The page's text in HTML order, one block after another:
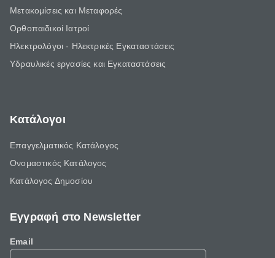
Μετακομίσεις και Μεταφορές
Ορθοπαιδικοί Ιατροί
Ηλεκτρολόγοι - Ηλεκτρικές Εγκαταστάσεις
Υδραυλικές εργασίες και Εγκαταστάσεις
Κατάλογοι
Επαγγελματικός Κατάλογος
Ονομαστικός Κατάλογος
Κατάλογος Δημοσίου
Εγγραφή στο Newsletter
Email